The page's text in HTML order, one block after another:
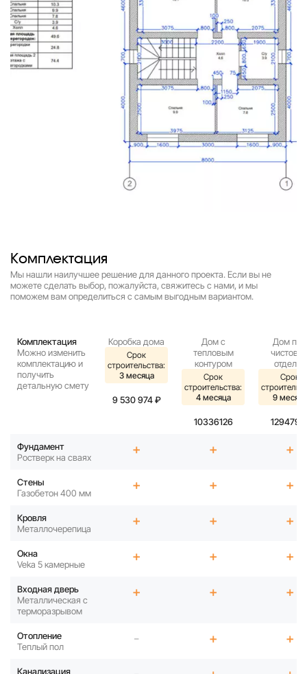
Комплектация
Мы нашли наилучшее решение для данного проекта. Если вы не
можете сделать выбор, пожалуйста, свяжитесь с нами, и мы
поможем вам определиться с самым выгодным вариантом.
Комплектация
Можно изменить
комплектацию и
получить
детальную смету
Коробка дома
Срок
строительства:
3 месяца
9 530 974 ₽
Дом с
тепловым
контуром
Срок
строительства:
4 месяца
10336126
Дом под
отделку
Срок
9 месяца
Фундамент
Ростверк на сваях
+ + +
Стены
Газобетон 400 мм
+ + +
Кровля
Металлочерепица
+ + +
Окна
Veka 5 камерные
+ + +
Входная дверь
Металлическая с
терморазрывом
+ + +
Отопление
Теплый пол
- + +
Канализация